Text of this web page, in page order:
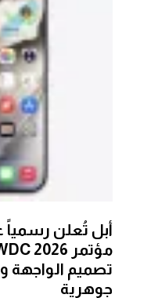
تصميم الواجهة
جوهرية